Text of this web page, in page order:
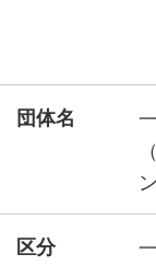
団体名
区分